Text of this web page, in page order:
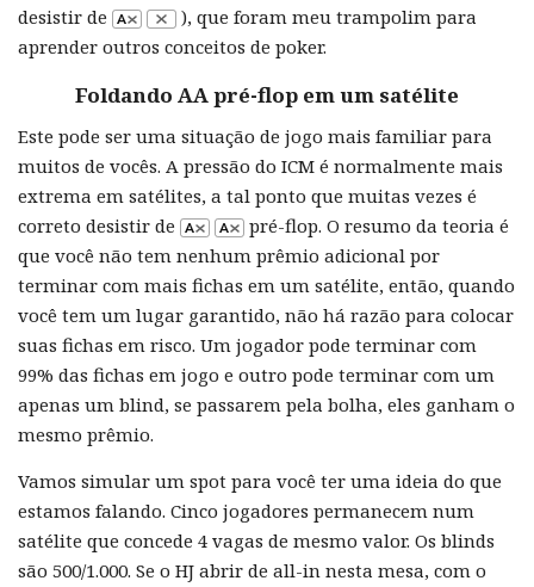
desistir de
), que foram meu trampolim para
aprender outros conceitos de poker.
Foldando AA pré-flop em um satélite
Este pode ser uma situação de jogo mais familiar para
muitos de vocês. A pressão do ICM é normalmente mais
extrema em satélites, a tal ponto que muitas vezes é
correto desistir de
pré-flop. O resumo da teoria é
que você não tem nenhum prêmio adicional por
terminar com mais fichas em um satélite, então, quando
você tem um lugar garantido, não há razão para colocar
suas fichas em risco. Um jogador pode terminar com
99% das fichas em jogo e outro pode terminar com um
apenas um blind, se passarem pela bolha, eles ganham o
mesmo prêmio.
Vamos simular um spot para você ter uma ideia do que
estamos falando. Cinco jogadores permanecem num
satélite que concede 4 vagas de mesmo valor. Os blinds
são 500/1.000. Se o HJ abrir de all-in nesta mesa, com o